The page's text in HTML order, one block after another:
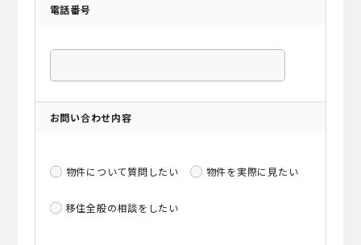
電話番号
お問い合わせ内容
物件について質問したい 物件を実際に見たい
移住全般の相談をしたい